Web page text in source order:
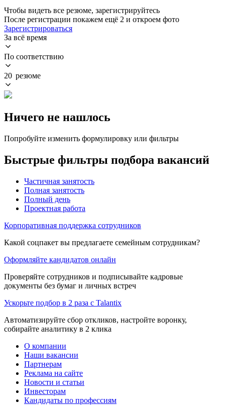
Чтобы видеть все резюме, зарегистрируйтесь
После регистрации покажем ещё 2 и откроем фото
Зарегистрироваться
За всё время
По соответствию
20 резюме
Ничего не нашлось
Попробуйте изменить формулировку или фильтры
Быстрые фильтры подбора вакансий
Частичная занятость
Полная занятость
Полный день
Проектная работа
Корпоративная поддержка сотрудников
Какой соцпакет вы предлагаете семейным сотрудникам?
Оформляйте кандидатов онлайн
Проверяйте сотрудников и подписывайте кадровые
документы без бумаг и личных встреч
Ускорьте подбор в 2 раза с Talantix
Автоматизируйте сбор откликов, настройте воронку,
собирайте аналитику в 2 клика
О компании
Наши вакансии
Партнерам
Реклама на сайте
Новости и статьи
Инвесторам
Кандидаты по профессиям